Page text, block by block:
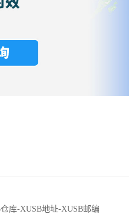
库-XUSB地址-XUSB邮编